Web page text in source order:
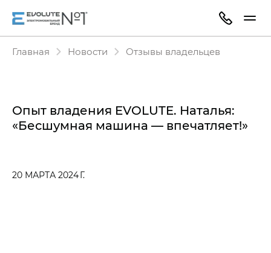
Главная Новости Отзывы владельцев
Опыт владения EVOLUTE. Наталья:
«Бесшумная машина — впечатляет!»
20 МАРТА 2024 Г.